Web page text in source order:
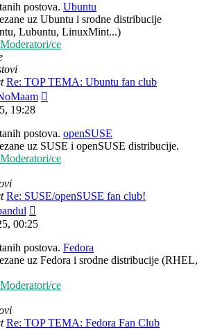
Ubuntu
uz Ubuntu i srodne distribucije
Lubuntu, LinuxMint...)
Moderatori/ce
Re: TOP TEMA: Ubuntu fan club
19:28
openSUSE
uz SUSE i openSUSE distribucije.
Moderatori/ce
Re: SUSE/openSUSE fan club!
post
00:25
Fedora
uz Fedora i srodne distribucije (RHEL,
Moderatori/ce
Re: TOP TEMA: Fedora Fan Club